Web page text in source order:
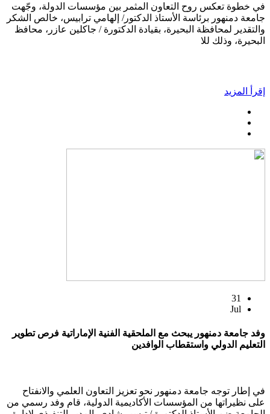
في خطوة تعكس روح التعاون المثمر بين مؤسسات الدولة، وجّهت
جامعة دمنهور برئاسة الأستاذ الدكتور/ إلهامي ترابيس، خالص الشكر
والتقدير لمحافظة البحيرة، بقيادة الدكتورة / جاكلين عازر، محافظ
البحيرة، وذلك للا
إقرأ المزيد
31
Jul
وفد جامعة دمنهور يبحث مع الملحقية الفنية الإماراتية فرص تطوير
التعليم الدولي واستقطاب الوافدين
في إطار توجه جامعة دمنهور نحو تعزيز التعاون العلمي والانفتاح
على نظيراتها من المؤسسات الأكاديمية الدولية، قام وفد رسمي من